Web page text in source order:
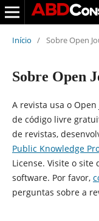
Início / Sobre Open
Sobre Open
A revista usa o Open
de código livre
de revistas,
Public Knowledge
License. Visite o site
software. Por favor,
perguntas sobre a